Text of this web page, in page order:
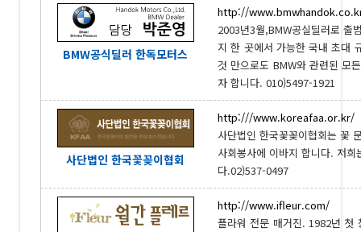
BMW공식딜러 한독모터스
http://
2003년3월,BMW공실딜러로 출
지 한 곳에서 가능한 국내 초대
것 만으로도 BMW와 관련된 모
자 합니다. 010)5497-1921
사단법인 한국꽃꽂이협회
http:///www.koreafaa.or.kr/
사단법인 한국꽃꽂이협회는 꽃
사회봉사에 이바지 합니다. 저
다.02)537-0497
http://www.ifleur.com/
플라워 전문 매거진. 1982년 첫